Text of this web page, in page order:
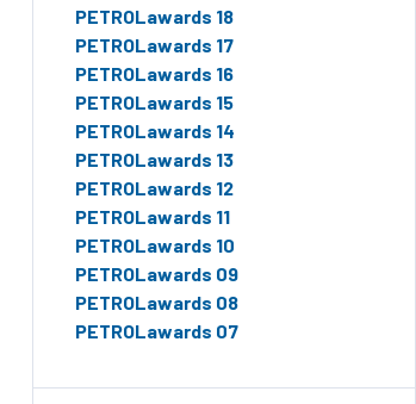
PETROLawards 18
PETROLawards 17
PETROLawards 16
PETROLawards 15
PETROLawards 14
PETROLawards 13
PETROLawards 12
PETROLawards 11
PETROLawards 10
PETROLawards 09
PETROLawards 08
PETROLawards 07